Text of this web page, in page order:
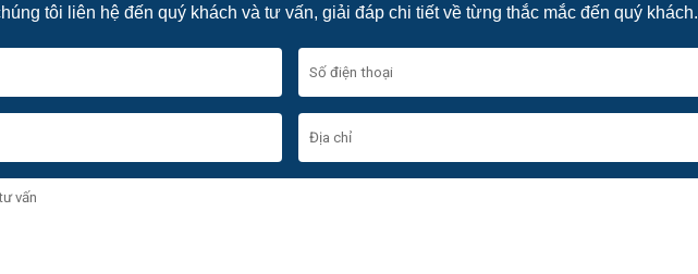
tôi liên hệ đến quý khách và tư vấn, giải đáp chi tiết về từng thắc mắc đến quý khách.